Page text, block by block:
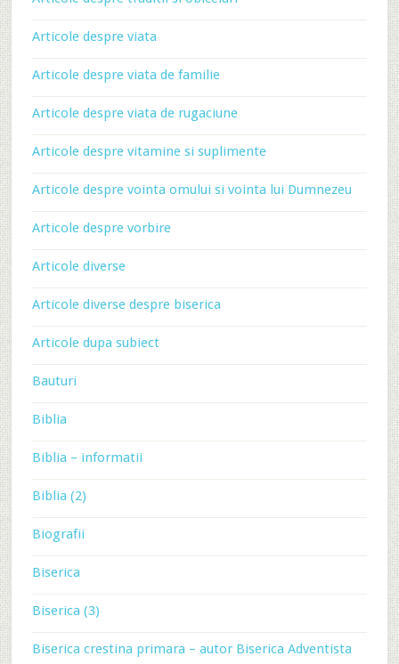
Articole despre viata
Articole despre viata de familie
Articole despre viata de rugaciune
Articole despre vitamine si suplimente
Articole despre vointa omului si vointa lui Dumnezeu
Articole despre vorbire
Articole diverse
Articole diverse despre biserica
Articole dupa subiect
Bauturi
Biblia
Biblia – informatii
Biblia (2)
Biografii
Biserica
Biserica (3)
Biserica crestina primara – autor Biserica Adventista